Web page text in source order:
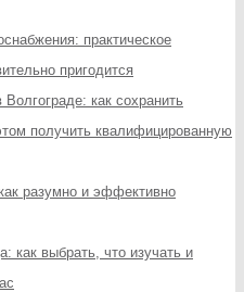
практическое
пригодится
как сохранить
получить квалифицированную
разумно и эффективно
как выбрать, что изучать и